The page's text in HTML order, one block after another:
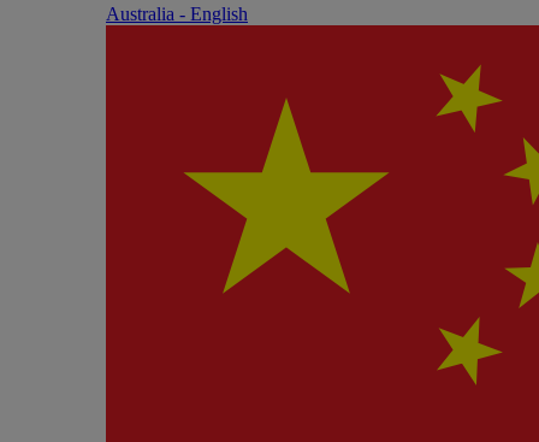
Australia - English